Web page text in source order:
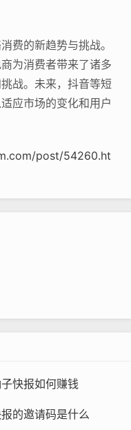
费的新趋势与挑战。
为消费者带来了诸多
战。未来，抖音等短
应市场的变化和用户
post/54260.ht
快报如何赚钱
的邀请码是什么